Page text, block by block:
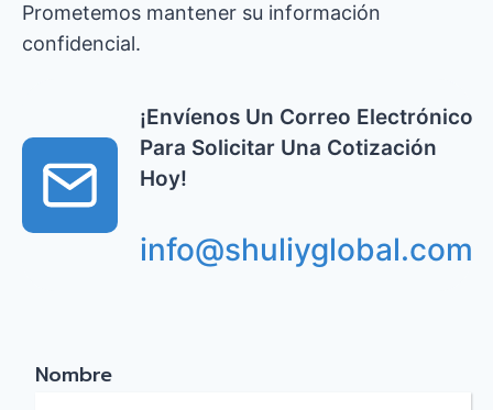
Prometemos mantener su información
confidencial.
¡Envíenos Un Correo Electrónico
Para Solicitar Una Cotización
Hoy!
info@shuliyglobal.com
Nombre